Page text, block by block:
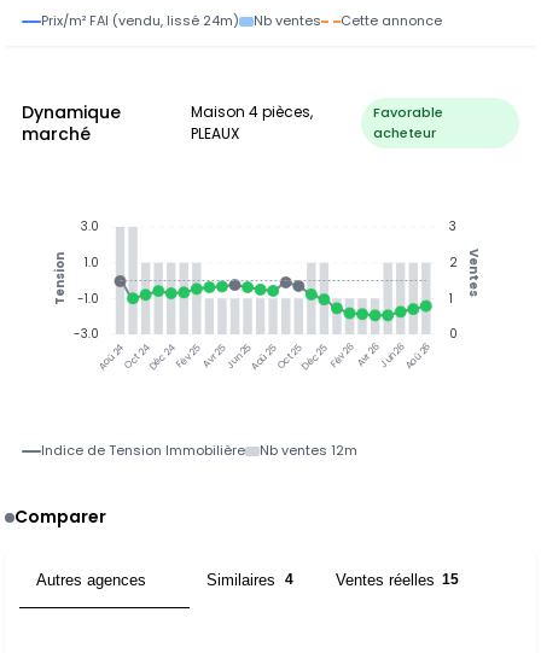
Prix/m² FAI (vendu, lissé 24m) Nb ventes Cette annonce
Dynamique
marché
Maison 4 pièces,
PLEAUX
Favorable
acheteur
Aoû 24Oct 24Déc 24Fév 25Avr 25Jun 25Aoû 25Oct 25Déc 25Fév 26Avr 26Jun 26Aoû 26
3
2
1
0
Ventes
3.0
1.0
-1.0
-3.0
Tension
Indice de Tension Immobilière Nb ventes 12m
Comparer
Autres agences Similaires 4 Ventes réelles 15